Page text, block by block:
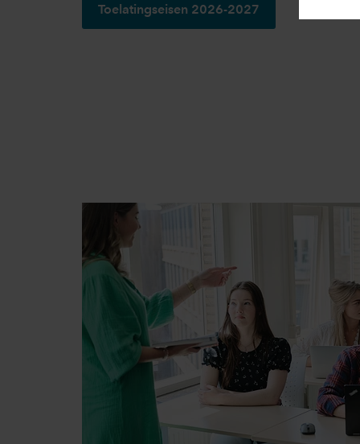
Toelatingseisen 2026-2027